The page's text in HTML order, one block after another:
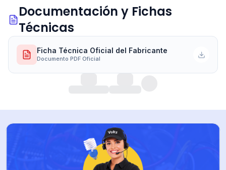
Documentación y Fichas
Técnicas
Ficha Técnica Oficial del Fabricante
Documento PDF Oficial